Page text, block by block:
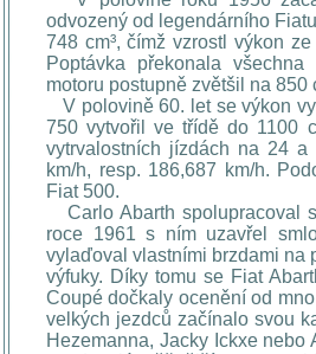
odvozený od legendárního
748 cm³, čímž vzrostl výkon
Poptávka překonala
motoru postupně zvětšil na 850
V polovině 60. let se výkon
750 vytvořil ve třídě do 1100
vytrvalostních jízdách na 24
km/h, resp. 186,687 km/h.
Fiat 500.
Carlo Abarth spolupracoval
roce 1961 s ním uzavřel
vylaďoval vlastními brzdami na
výfuky. Díky tomu se Fiat
Coupé dočkaly ocenění od
velkých jezdců začínalo svou
Hezemanna, Jacky Ickxe